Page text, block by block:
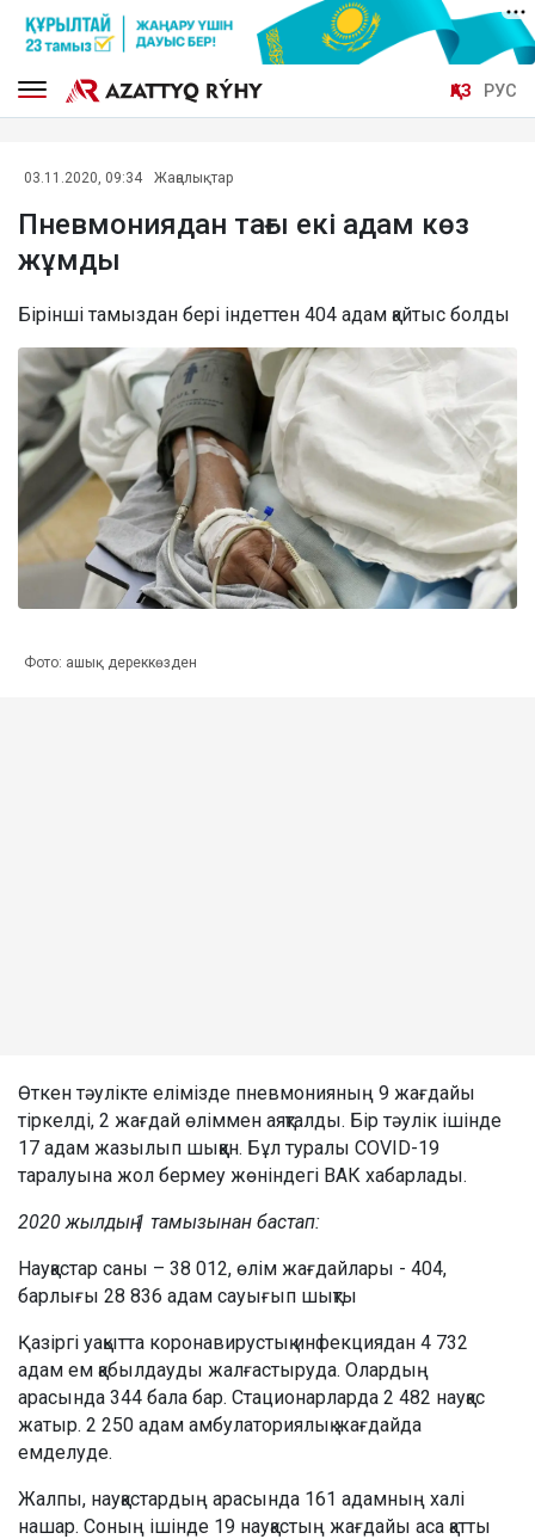
ҚАЗ РУС
03.11.2020, 09:34 Жаңалықтар
Пневмониядан тағы екі адам көз
жұмды
Бірінші тамыздан бері індеттен 404 адам қайтыс болды
Фото: ашық дереккөзден
Өткен тәулікте елімізде пневмонияның 9 жағдайы
тіркелді, 2 жағдай өліммен аяқталды. Бір тәулік ішінде
17 адам жазылып шыққан. Бұл туралы COVID-19
таралуына жол бермеу жөніндегі ВАК хабарлады.
2020 жылдың 1 тамызынан бастап:
Науқастар саны – 38 012, өлім жағдайлары - 404,
барлығы 28 836 адам сауығып шықты
Қазіргі уақытта коронавирустық инфекциядан 4 732
адам ем қабылдауды жалғастыруда. Олардың
арасында 344 бала бар. Стационарларда 2 482 науқас
жатыр. 2 250 адам амбулаториялық жағдайда
емделуде.
Жалпы, науқастардың арасында 161 адамның халі
нашар. Соның ішінде 19 науқастың жағдайы аса қатты